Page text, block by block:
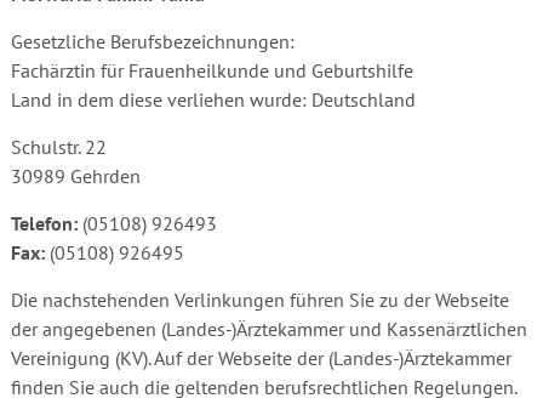
Gesetzliche Berufsbezeichnungen:
Fachärztin für Frauenheilkunde und Geburtshilfe
Land in dem diese verliehen wurde: Deutschland
Schulstr. 22
30989 Gehrden
Telefon:(05108) 926493
Fax:(05108) 926495
Die nachstehenden Verlinkungen führen Sie zu der Webseite
der angegebenen (Landes-)Ärztekammer und Kassenärztlichen
Vereinigung (KV). Auf der Webseite der (Landes-)Ärztekammer
finden Sie auch die geltenden berufsrechtlichen Regelungen.